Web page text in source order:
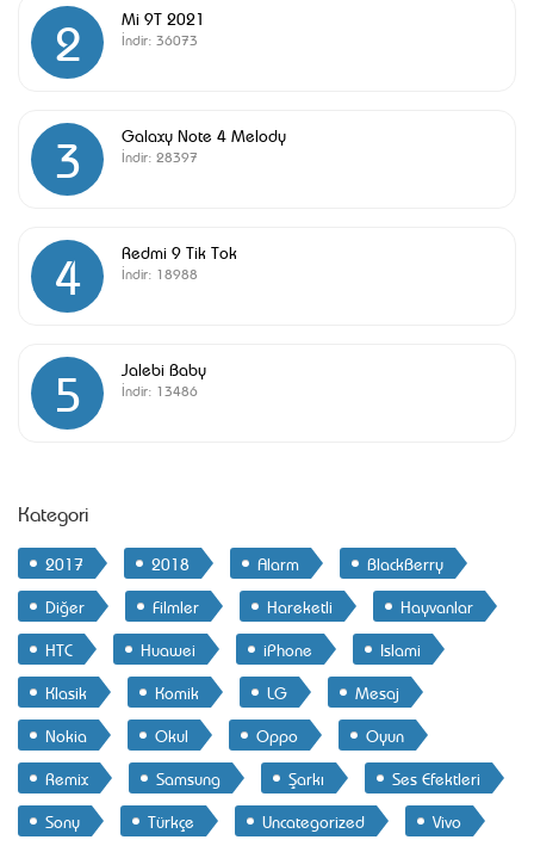
2 Mi 9T 2021
İndir: 36073
3 Galaxy Note 4 Melody
İndir: 28397
4 Redmi 9 Tik Tok
İndir: 18988
5 Jalebi Baby
İndir: 13486
Kategori
2017 2018 Alarm
BlackBerry
Diğer
Filmler Hareketli
Hayvanlar
HTC
Huawei iPhone
Islami
Klasik
Komik LG
Mesaj
Nokia
Okul Oppo
Oyun
Remix
Samsung Şarkı
Ses Efektleri
Sony
Türkçe Uncategorized Vivo